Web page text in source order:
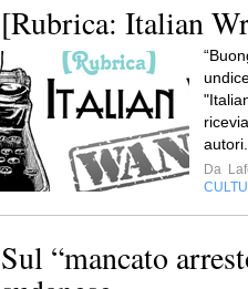
[Rubrica: Italian
Da
Sul “mancato